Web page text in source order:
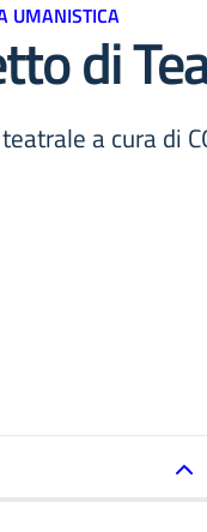
UMANISTICA
di
a cura di